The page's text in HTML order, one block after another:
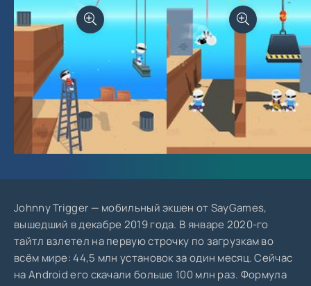
Johnny Trigger — мобильный экшен от SayGames,
вышедший в декабре 2019 года. В январе 2020-го
тайтл взлетел на первую строчку по загрузкам во
всём мире: 44,5 млн установок за один месяц. Сейчас
на Android его скачали больше 100 млн раз. Формула